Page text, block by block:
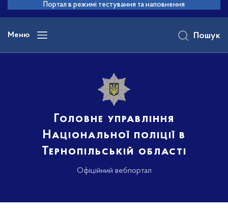
основного
вмісту
Портал в режимі тестування та наповнення
Меню
Головне управління
Національної поліції в
Тернопільській області
Офіційний вебпортал
Пошук